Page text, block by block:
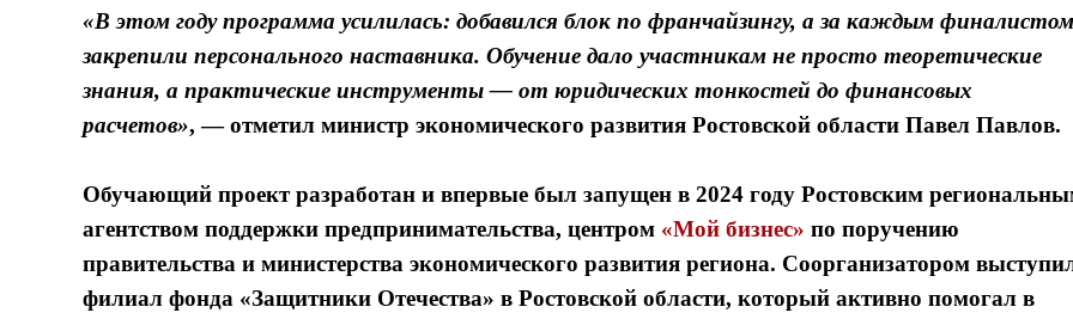
«В этом году программа усилилась: добавился блок по франчайзингу, а за каждым финалистом
закрепили персонального наставника. Обучение дало участникам не просто теоретические
знания, а практические инструменты — от юридических тонкостей до финансовых
расчетов», — отметил министр экономического развития Ростовской области Павел Павлов.
Обучающий проект разработан и впервые был запущен в 2024 году Ростовским
агентством поддержки предпринимательства, центром «Мой бизнес» по поручению
правительства и министерства экономического развития региона. Соорганизатором
филиал фонда «Защитники Отечества» в Ростовской области, который активно помогал в